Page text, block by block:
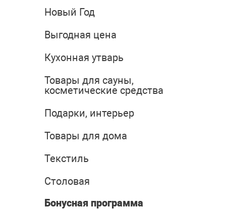
Новый Год
Выгодная цена
Кухонная утварь
Товары для сауны,
косметические средства
Подарки, интерьер
Товары для дома
Текстиль
Столовая
Бонусная программа